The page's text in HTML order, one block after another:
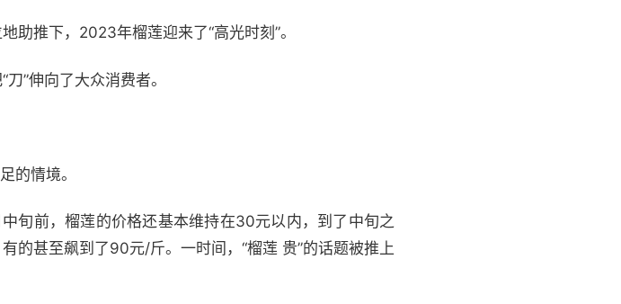
助推下，2023年榴莲迎来了“高光时刻”。
”伸向了大众消费者。
的情境。
旬前，榴莲的价格还基本维持在30元以内，到了中旬之
的甚至飙到了90元/斤。一时间，“榴莲 贵”的话题被推上